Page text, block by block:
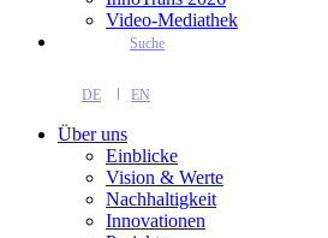
Video-Mediathek
Suche
DE EN
Über uns
Einblicke
Vision & Werte
Nachhaltigkeit
Innovationen